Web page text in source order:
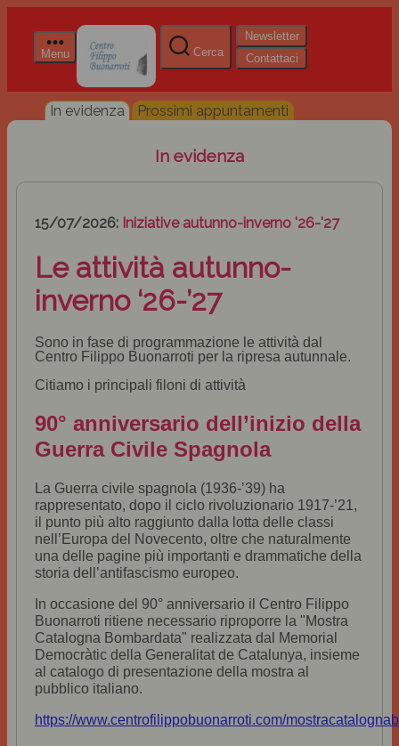
Menu Cerca
Newsletter
Contattaci
In evidenza Prossimi appuntamenti
In evidenza
15/07/2026: Iniziative autunno-inverno '26-'27
Le attività autunno-
inverno ‘26-’27
Sono in fase di programmazione le attività dal
Centro Filippo Buonarroti per la ripresa autunnale.
Citiamo i principali filoni di attività
90° anniversario dell’inizio della
Guerra Civile Spagnola
La Guerra civile spagnola (1936-’39) ha
rappresentato, dopo il ciclo rivoluzionario 1917-’21,
il punto più alto raggiunto dalla lotta delle classi
nell’Europa del Novecento, oltre che naturalmente
una delle pagine più importanti e drammatiche della
storia dell’antifascismo europeo.
In occasione del 90° anniversario il Centro Filippo
Buonarroti ritiene necessario riproporre la "Mostra
Catalogna Bombardata" realizzata dal Memorial
Democràtic della Generalitat de Catalunya, insieme
al catalogo di presentazione della mostra al
pubblico italiano.
https://www.centrofilippobuonarroti.com/